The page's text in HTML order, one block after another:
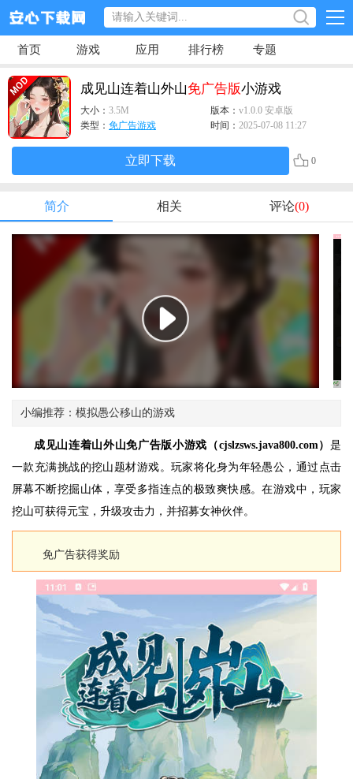
首页 游戏 应用 排行榜 专题
成见山连着山外山免广告版小游戏
大小： 3.5M 版本： v1.0.0 安卓版
类型： 免广告游戏 时间： 2025-07-08 11:27
立即下载 0
简介 相关 评论(0)
小编推荐：模拟愚公移山的游戏
成见山连着山外山免广告版小游戏（cjslzsws.java800.com） 是
一款充满挑战的挖山题材游戏。玩家将化身为年轻愚公，通过点击
屏幕不断挖掘山体，享受多指连点的极致爽快感。在游戏中，玩家
挖山可获得元宝，升级攻击力，并招募女神伙伴。
免广告获得奖励